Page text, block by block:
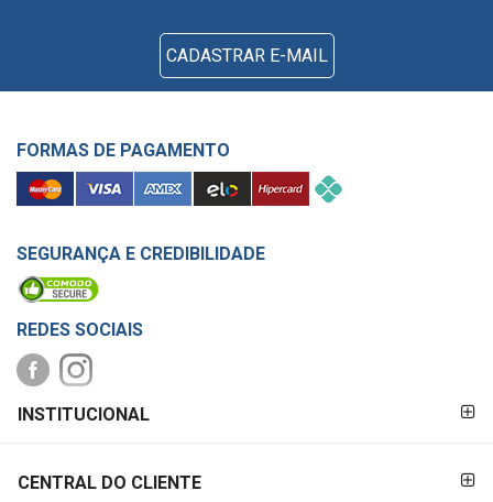
CADASTRAR E-MAIL
FORMAS DE PAGAMENTO
SEGURANÇA E CREDIBILIDADE
REDES SOCIAIS
PAGAMENTO
INSTITUCIONAL
CENTRAL DO CLIENTE